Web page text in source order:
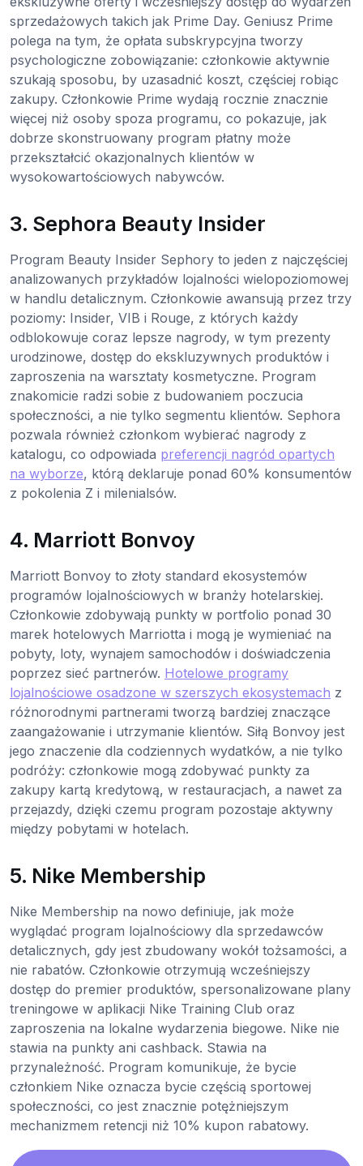
sprzedażowych takich jak Prime Day. Geniusz Prime
polega na tym, że opłata subskrypcyjna tworzy
psychologiczne zobowiązanie: członkowie aktywnie
szukają sposobu, by uzasadnić koszt, częściej robiąc
zakupy. Członkowie Prime wydają rocznie znacznie
więcej niż osoby spoza programu, co pokazuje, jak
dobrze skonstruowany program płatny może
przekształcić okazjonalnych klientów w
wysokowartościowych nabywców.
3. Sephora Beauty Insider
Program Beauty Insider Sephory to jeden z najczęściej
analizowanych przykładów lojalności wielopoziomowej
w handlu detalicznym. Członkowie awansują przez trzy
poziomy: Insider, VIB i Rouge, z których każdy
odblokowuje coraz lepsze nagrody, w tym prezenty
urodzinowe, dostęp do ekskluzywnych produktów i
zaproszenia na warsztaty kosmetyczne. Program
znakomicie radzi sobie z budowaniem poczucia
społeczności, a nie tylko segmentu klientów. Sephora
pozwala również członkom wybierać nagrody z
katalogu, co odpowiada preferencji nagród opartych
na wyborze, którą deklaruje ponad 60% konsumentów
z pokolenia Z i milenialsów.
4. Marriott Bonvoy
Marriott Bonvoy to złoty standard ekosystemów
programów lojalnościowych w branży hotelarskiej.
Członkowie zdobywają punkty w portfolio ponad 30
marek hotelowych Marriotta i mogą je wymieniać na
pobyty, loty, wynajem samochodów i doświadczenia
poprzez sieć partnerów. Hotelowe programy
lojalnościowe osadzone w szerszych ekosystemach z
różnorodnymi partnerami tworzą bardziej znaczące
zaangażowanie i utrzymanie klientów. Siłą Bonvoy jest
jego znaczenie dla codziennych wydatków, a nie tylko
podróży: członkowie mogą zdobywać punkty za
zakupy kartą kredytową, w restauracjach, a nawet za
przejazdy, dzięki czemu program pozostaje aktywny
między pobytami w hotelach.
5. Nike Membership
Nike Membership na nowo definiuje, jak może
wyglądać program lojalnościowy dla sprzedawców
detalicznych, gdy jest zbudowany wokół tożsamości, a
nie rabatów. Członkowie otrzymują wcześniejszy
dostęp do premier produktów, spersonalizowane plany
treningowe w aplikacji Nike Training Club oraz
zaproszenia na lokalne wydarzenia biegowe. Nike nie
stawia na punkty ani cashback. Stawia na
przynależność. Program komunikuje, że bycie
członkiem Nike oznacza bycie częścią sportowej
społeczności, co jest znacznie potężniejszym
mechanizmem retencji niż 10% kupon rabatowy.